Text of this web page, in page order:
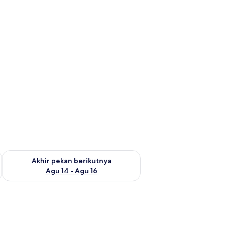
Agu 7 - Agu 9
Akhir pekan berikutnya
Agu 14 - Agu 16
Periksa ketersediaan untuk akhir pekan berikutnya Agu 14 -